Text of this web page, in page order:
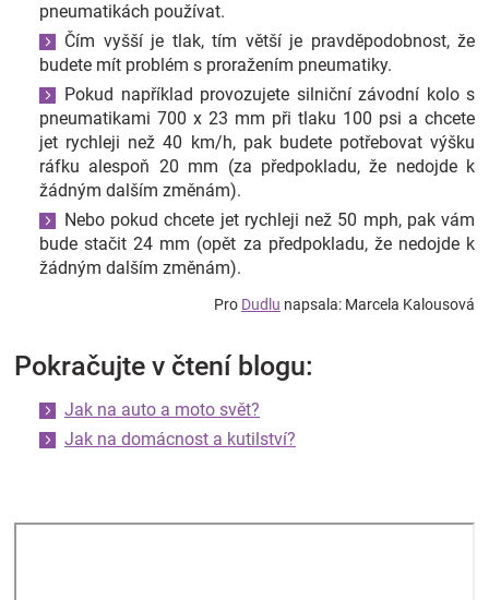
pneumatikách používat.
Čím vyšší je tlak, tím větší je pravděpodobnost, že
budete mít problém s proražením pneumatiky.
Pokud například provozujete silniční závodní kolo s
pneumatikami 700 x 23 mm při tlaku 100 psi a chcete
jet rychleji než 40 km/h, pak budete potřebovat výšku
ráfku alespoň 20 mm (za předpokladu, že nedojde k
žádným dalším změnám).
Nebo pokud chcete jet rychleji než 50 mph, pak vám
bude stačit 24 mm (opět za předpokladu, že nedojde k
žádným dalším změnám).
Pro Dudlu napsala: Marcela Kalousová
Pokračujte v čtení blogu:
Jak na auto a moto svět?
Jak na domácnost a kutilství?